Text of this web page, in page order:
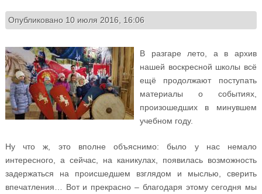
Опубликовано 10 июля 2016, 16:06
В разгаре лето, а в архив
нашей воскресной школы всё
ещё продолжают поступать
материалы о событиях,
произошедших в минувшем
учебном году.
Ну что ж, это вполне объяснимо: было у нас немало
интересного, а сейчас, на каникулах, появилась возможность
задержаться на происшедшем взглядом и мыслью, сверить
впечатления… Вот и прекрасно – благодаря этому сегодня мы